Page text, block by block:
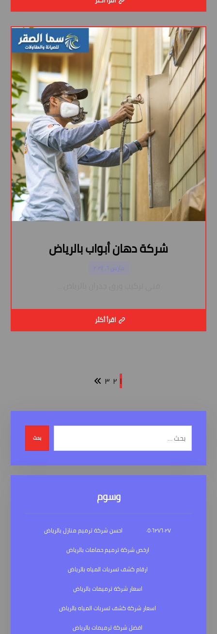
شركة دهان أبواب بالرياض
مارس ٦, ٢٠٢٤
اقرأ أكثر
١ ٢ ٣
بحث
وسوم
٠٥٠٦٢٧٦٠٢٧
احسن شركة ترميم منازل بالرياض
ارخص شركة ترميم حمامات بالرياض
ارقام كشف تسربات المياه بالرياض
اسعار شركة ترميمات بالرياض
اسعار شركة كشف تسربات المياه بالرياض
افضل شركة ترميمات بالرياض